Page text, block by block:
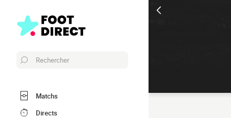
Rechercher
Matchs
Directs